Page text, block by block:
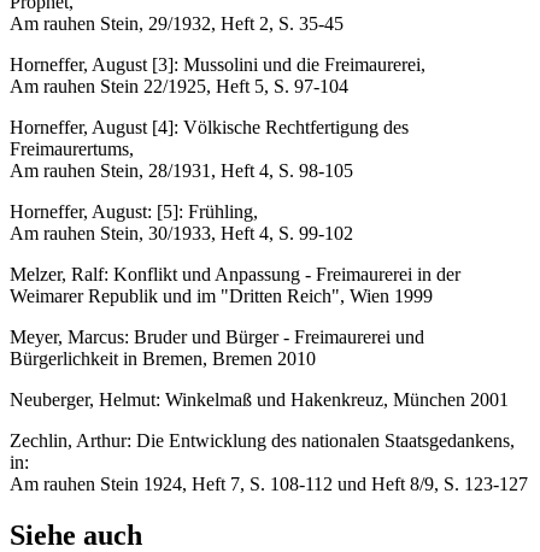
Am rauhen Stein, 29/1932, Heft 2, S. 35-45
Horneffer, August [3]: Mussolini und die Freimaurerei,
Am rauhen Stein 22/1925, Heft 5, S. 97-104
Horneffer, August [4]: Völkische Rechtfertigung des
Freimaurertums,
Am rauhen Stein, 28/1931, Heft 4, S. 98-105
Horneffer, August: [5]: Frühling,
Am rauhen Stein, 30/1933, Heft 4, S. 99-102
Melzer, Ralf: Konflikt und Anpassung - Freimaurerei in der
Weimarer Republik und im "Dritten Reich", Wien 1999
Meyer, Marcus: Bruder und Bürger - Freimaurerei und
Bürgerlichkeit in Bremen, Bremen 2010
Neuberger, Helmut: Winkelmaß und Hakenkreuz, München 2001
Zechlin, Arthur: Die Entwicklung des nationalen Staatsgedankens,
in:
Am rauhen Stein 1924, Heft 7, S. 108-112 und Heft 8/9, S. 123-127
Siehe auch